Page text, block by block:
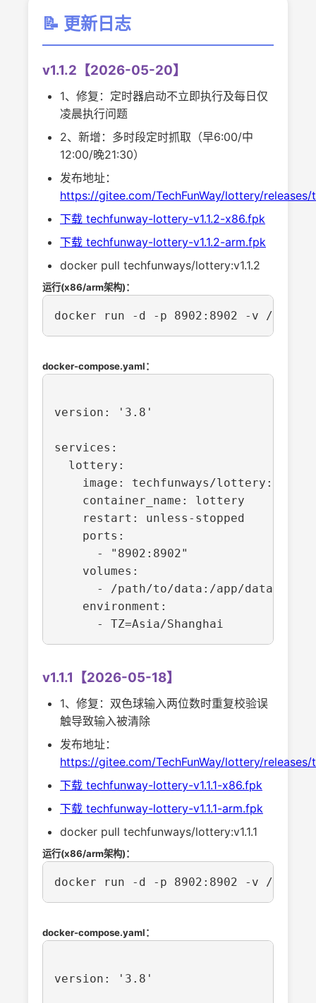
📝 更新日志
v1.1.2【2026-05-20】
1、修复：定时器启动不立即执行及每日仅
凌晨执行问题
2、新增：多时段定时抓取（早6:00/中
12:00/晚21:30）
发布地址：
https://gitee.com/TechFunWay/lottery/releases/
下载 techfunway-lottery-v1.1.2-x86.fpk
下载 techfunway-lottery-v1.1.2-arm.fpk
docker pull techfunways/lottery:v1.1.2
运行(x86/arm架构)：
docker run -d -p 8902:8902 -v /
docker-compose.yaml：
version: '3.8'
services:
  lottery:
    image: techfunways/lottery:v1.1.2
    container_name: lottery
    restart: unless-stopped
    ports:
      - "8902:8902"
    volumes:
      - /path/to/data:/app/data
    environment:
v1.1.1【2026-05-18】
1、修复：双色球输入两位数时重复校验误
触导致输入被清除
发布地址：
https://gitee.com/TechFunWay/lottery/releases/
下载 techfunway-lottery-v1.1.1-x86.fpk
下载 techfunway-lottery-v1.1.1-arm.fpk
docker pull techfunways/lottery:v1.1.1
运行(x86/arm架构)：
docker run -d -p 8902:8902 -v /
docker-compose.yaml：
version: '3.8'